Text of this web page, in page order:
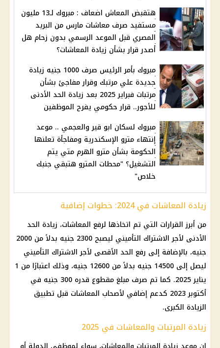
هتقبض المعاش اضعاف : مبروك لـ13 مليون
مستفيد صرف معاشات مارس من البريد
المصري قبل الموعد الرسمي بدون زحام هل
أصدر قرار بشأن زيادة المعاشات؟
مبروك بأمر الرئيس صرف 1000 جنيه زيادة
جديدة علي مرتبك وقرار مفاجئ بشأن
مرتبات فبراير 2025 بعد زيادة الحد الأدنى
للأجور.. قرار حكومي يفرح الموظفين
مبروك لسكان ابو قير والعجمي .. موعد
إنتهاء مترو الإسكندرية ومفاجأة تعلنها
الحكومة بشأن مترو الهرم متي يتم
التشغيل؟ "محطات المترو هتبقي جنبك
خلاص"
زيادة المعاشات في 2024: خطوات إضافية
من أبرز القرارات التي تم اتخاذها لرفع المعاشات، زيادة الحد
الأدنى لأجر الاشتراك التأميني ليصبح 2300 جنيه بدلاً من 2000
جنيه، بالإضافة إلى رفع الحد الأقصى لأجر الاشتراك التأميني
ليصل إلى 14500 جنيه بدلاً من 12600 جنيه، وذلك اعتبارًا من 1
يناير 2025. كما تم صرف مبلغ مقطوع قدره 300 جنيه في
أكتوبر 2023 كدعم إضافي لأصحاب المعاشات قبل تطبيق
الزيادة الكبرى.
زيادة المرتبات والمعاشات في 2025